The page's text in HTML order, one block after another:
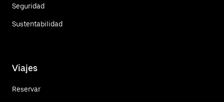
Seguridad
Sustentabilidad
Viajes
Reservar